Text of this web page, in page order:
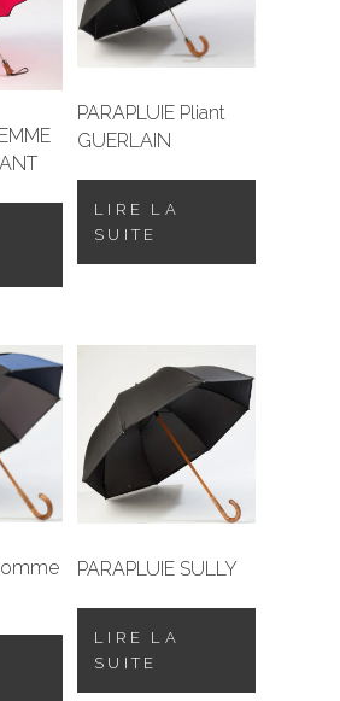
PARAPLUIE Pliant
GUERLAIN
LIRE LA
SUITE
PARAPLUIE SULLY
LIRE LA
SUITE